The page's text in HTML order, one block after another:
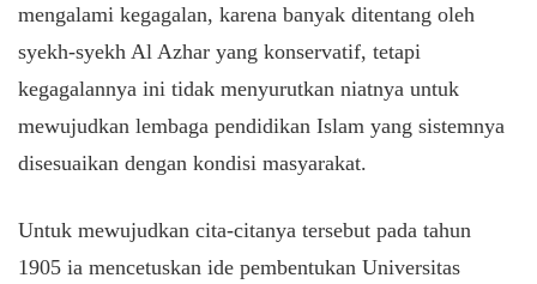
mengalami kegagalan, karena banyak ditentang oleh
syekh-syekh Al Azhar yang konservatif, tetapi
kegagalannya ini tidak menyurutkan niatnya untuk
mewujudkan lembaga pendidikan Islam yang sistemnya
disesuaikan dengan kondisi masyarakat.
Untuk mewujudkan cita-citanya tersebut pada tahun
1905 ia mencetuskan ide pembentukan Universitas